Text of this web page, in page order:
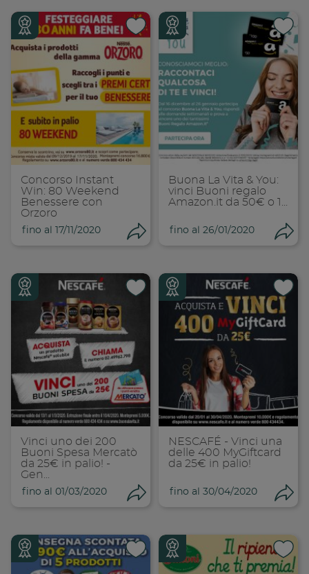
Condividi su
Copia link
Concorso Instant
Win: 80 Weekend
Benessere con
Orzoro
fino al 17/11/2020
Condividi su
Copia link
Buona La Vita & You:
vinci Buoni regalo
Amazon.it da 50€ o 1...
fino al 26/01/2020
Vinci uno dei 200
Buoni Spesa Mercatò
da 25€ in palio! -
Gen...
fino al 01/03/2020
NESCAFÉ - Vinci una
delle 400 MyGiftcard
da 25€ in palio!
fino al 30/04/2020